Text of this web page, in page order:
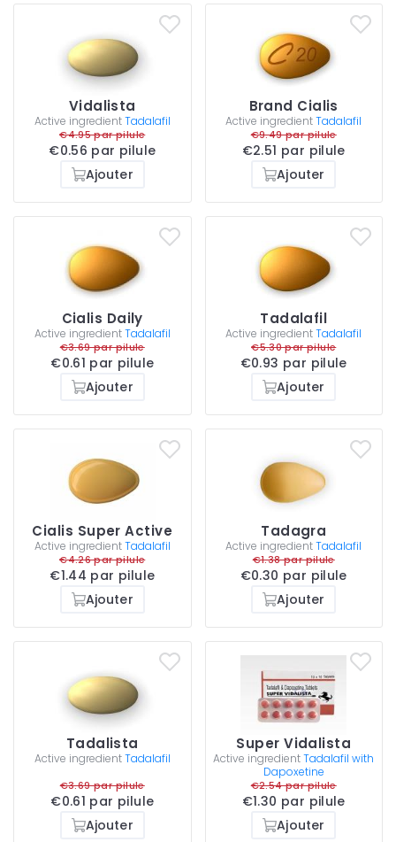
Vidalista
Active ingredientTadalafil
€4.95 par pilule
€0.56 par pilule
Ajouter
Brand Cialis
Active ingredientTadalafil
€9.49 par pilule
€2.51 par pilule
Ajouter
Cialis Daily
Active ingredientTadalafil
€3.69 par pilule
€0.61 par pilule
Ajouter
Tadalafil
Active ingredientTadalafil
€5.30 par pilule
€0.93 par pilule
Ajouter
Cialis Super Active
Active ingredientTadalafil
€4.26 par pilule
€1.44 par pilule
Ajouter
Tadagra
Active ingredientTadalafil
€1.38 par pilule
€0.30 par pilule
Ajouter
Tadalista
Active ingredientTadalafil
€3.69 par pilule
€0.61 par pilule
Ajouter
Super Vidalista
Active ingredientTadalafil with
Dapoxetine
€2.54 par pilule
€1.30 par pilule
Ajouter